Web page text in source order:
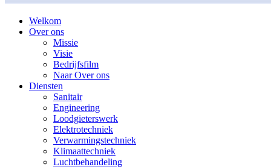
Welkom
Over ons
Missie
Visie
Bedrijfsfilm
Naar Over ons
Diensten
Sanitair
Engineering
Loodgieterswerk
Elektrotechniek
Verwarmingstechniek
Klimaattechniek
Luchtbehandeling